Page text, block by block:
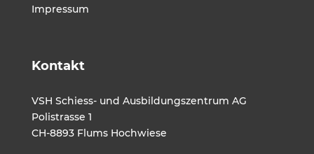
Impressum
Kontakt
VSH Schiess- und Ausbildungszentrum AG
Polistrasse 1
CH-8893 Flums Hochwiese